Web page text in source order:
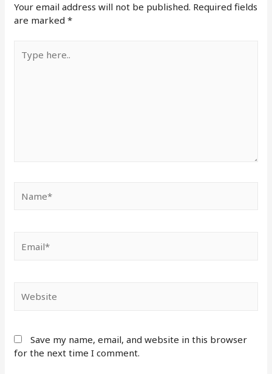
Your email address will not be published. Required fields
are marked*
here..
Save my name, email, and website in this browser
for the next time I comment.